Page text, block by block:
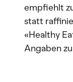
empfiehlt
statt
«Healthy
Angaben